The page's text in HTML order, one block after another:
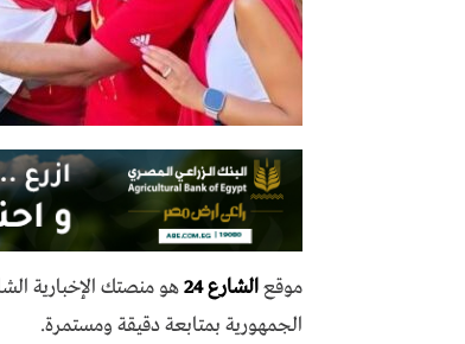
موقعالشارع 24 هو منصتك الإخبارية
الجمهورية بمتابعة دقيقة ومستمرة.